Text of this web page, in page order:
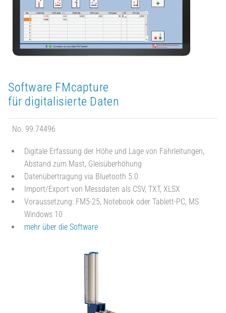
Software FMcapture
für digitalisierte Daten
No. 99.74496
Digitale Erfassung der Höhe und Lage von Fahrleitungen,
Abstand zum Mast, Gleisüberhöhung
Datenübertragung via Bluetooth 5.0
Import/Export von Messdaten als CSV, TXT, XLSX
Voraussetzung: FM5-25, Notebook oder Tablett-PC, MS
Windows 10
mehr über die Software